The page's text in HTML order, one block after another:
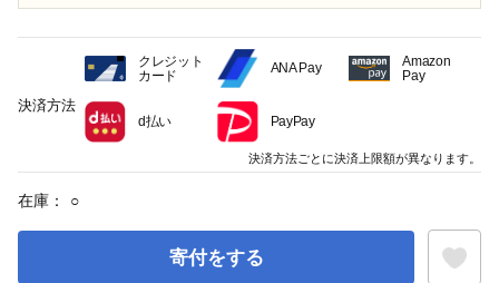
在庫： ○
寄付をする
決済方法
クレジット
カード
ANA Pay
Amazon
Pay
d払い PayPay
決済方法ごとに決済上限額が異なります。